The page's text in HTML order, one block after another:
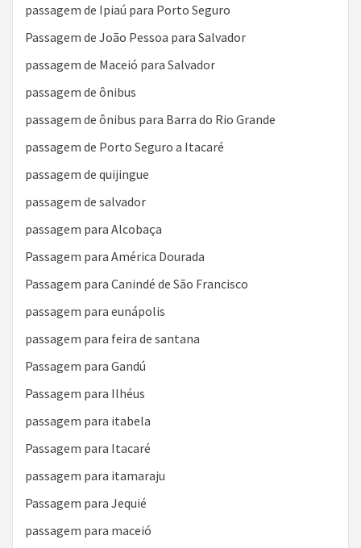
passagem de Ipiaú para Porto Seguro
Passagem de João Pessoa para Salvador
passagem de Maceió para Salvador
passagem de ônibus
passagem de ônibus para Barra do Rio Grande
passagem de Porto Seguro a Itacaré
passagem de quijingue
passagem de salvador
passagem para Alcobaça
Passagem para América Dourada
Passagem para Canindé de São Francisco
passagem para eunápolis
passagem para feira de santana
Passagem para Gandú
Passagem para Ilhéus
passagem para itabela
Passagem para Itacaré
passagem para itamaraju
Passagem para Jequié
passagem para maceió